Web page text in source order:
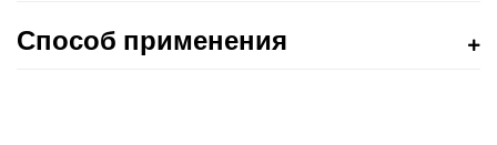
Способ применения